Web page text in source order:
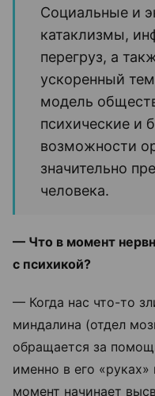
Социальные и
катаклизмы,
перегруз, а
ускоренный
модель
психические и
возможности
значительно
человека.
— Что в момент
с психикой?
— Когда нас что-то
миндалина (отдел
обращается за
именно в его
момент начинает